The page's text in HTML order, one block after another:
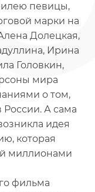
певицы,
марки на
Долецкая,
Ирина
Головкин,
мира
о том,
России. А сама
идея
которая
миллионами
фильма